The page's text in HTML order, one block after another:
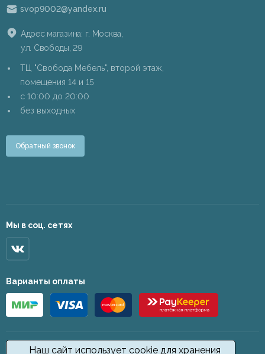
Наш сайт использует cookie для хранения
svop9002@yandex.ru
Адрес магазина: г. Москва,
ул. Свободы, 29
ТЦ "Свобода Мебель", второй этаж,
помещения 14 и 15
c 10:00 до 20:00
без выходных
Обратный звонок
Мы в соц. сетях
Варианты оплаты